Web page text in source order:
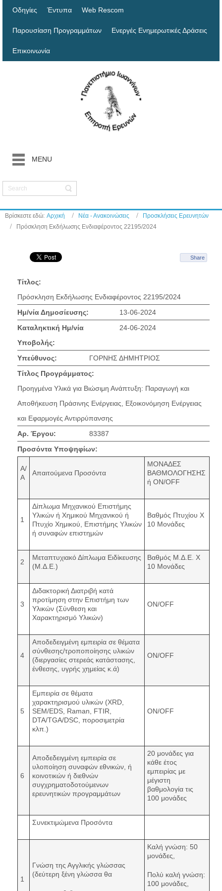
Οδηγίες Έντυπα Web Rescom
Παρουσίαση Προγραμμάτων Ενεργές Ενημερωτικές Δράσεις
Επικοινωνία
MENU
Βρίσκεστε εδώ: Αρχική Νέα - Ανακοινώσεις
Προσκλήσεις Ερευνητών
Πρόσκληση Εκδήλωσης Ενδιαφέροντος 22195/2024
Share
Τίτλος:
Πρόσκληση Εκδήλωσης Ενδιαφέροντος 22195/2024
Ημ/νία Δημοσίευσης:
13-06-2024
Καταληκτική Ημ/νία
Υποβολής:
24-06-2024
Υπεύθυνος:
ΓΟΡΝΗΣ ΔΗΜΗΤΡΙΟΣ
Τίτλος Προγράμματος:
Προηγμένα Υλικά για Βιώσιμη Ανάπτυξη: Παραγωγή και
Αποθήκευση Πράσινης Ενέργειας, Eξoικονόμηση Ενέργειας
και Εφαρμογές Αντιρρύπανσης
Αρ. Έργου:
83387
Προσόντα Υποψηφίων:
Α/
Α
Απαιτούμενα Προσόντα
ΜΟΝΑΔΕΣ
ΒΑΘΜΟΛΟΓΗΣΗΣ
ή ON/OFF
1
Δίπλωμα Μηχανικού Επιστήμης
Υλικών ή Χημικού Μηχανικού ή
Πτυχίο Χημικού, Επιστήμης Υλικών
ή συναφών επιστημών
Βαθμός Πτυχίου Χ
10 Μονάδες
2
Μεταπτυχιακό Δίπλωμα Ειδίκευσης
(Μ.Δ.Ε.)
Βαθμός Μ.Δ.Ε. Χ
10 Μονάδες
3
Διδακτορική Διατριβή κατά
προτίμηση στην Επιστήμη των
Υλικών (Σύνθεση και
Χαρακτηρισμό Υλικών)
ON/OFF
4
Αποδεδειγμένη εμπειρία σε θέματα
σύνθεσης/τροποποίησης υλικών
(διεργασίες στερεάς κατάστασης,
ένθεσης, υγρής χημείας κ.ά)
ON/OFF
5
Εμπειρία σε θέματα
χαρακτηρισμού υλικών (XRD,
SEM/EDS, Raman, FTIR,
DTA/TGA/DSC, ποροσιμετρία
κλπ.)
ON/OFF
6
Αποδεδειγμένη εμπειρία σε
υλοποίηση συναφών εθνικών, ή
κοινοτικών ή διεθνών
συγχρηματοδοτούμενων
ερευνητικών προγραμμάτων
20 μονάδες για
κάθε έτος
εμπειρίας με
μέγιστη
βαθμολογία τις
100 μονάδες
Συνεκτιμώμενα Προσόντα
1
Γνώση της Αγγλικής γλώσσας
(δεύτερη ξένη γλώσσα θα
Καλή γνώση: 50
μονάδες,
Πολύ καλή γνώση:
100 μονάδες,